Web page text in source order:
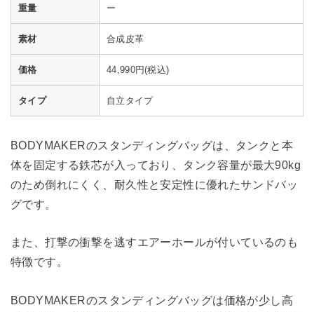
重量 ー
素材 合成皮革
価格 44,990円(税込)
タイプ 自立タイプ
BODYMAKERのスタンディングバッグは、タンクと本
体を固定する鉄芯が入っており、タンク容量が最大90kg
のため倒れにくく、耐久性と安定性に優れたサンドバッ
グです。
また、打撃の衝撃を逃すエアーホールが付いているのも
特徴です。
BODYMAKERのスタンディングバッグは価格が少し高